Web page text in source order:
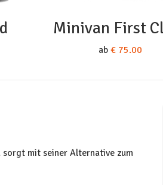
Minivan First
ab € 75.00
mit seiner Alternative zum